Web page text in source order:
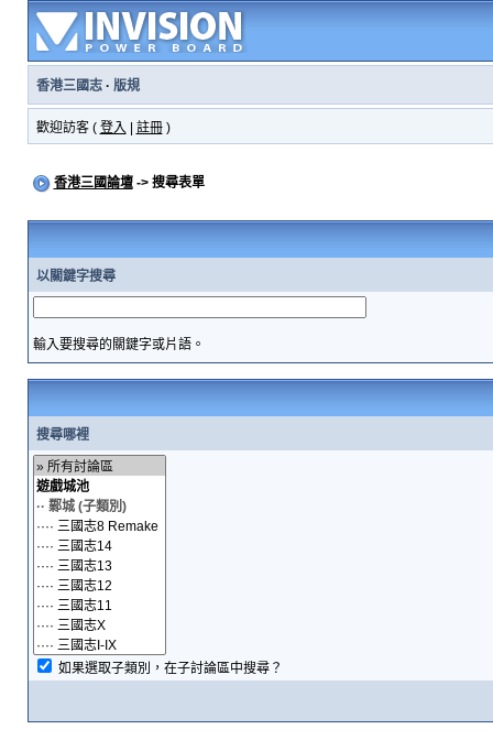
香港三國志· 版規
歡迎訪客 ( 登入 註冊)
香港三國論壇-> 搜尋表單
以關鍵字搜尋
輸入要搜尋的關鍵字或片語。
搜尋哪裡
如果選取子類別，在子討論區中搜尋？